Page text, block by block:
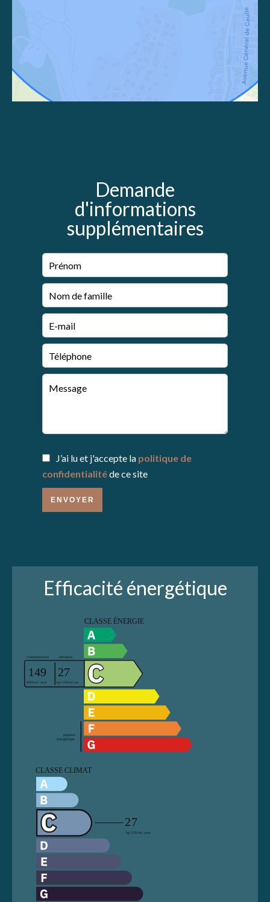
Demande
d'informations
supplémentaires
J’ai lu et j'accepte la politique de
confidentialitéde ce site
ENVOYER
Efficacité énergétique